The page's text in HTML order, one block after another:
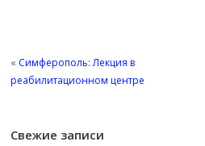
« Симферополь: Лекция в
реабилитационном центре
Свежие записи